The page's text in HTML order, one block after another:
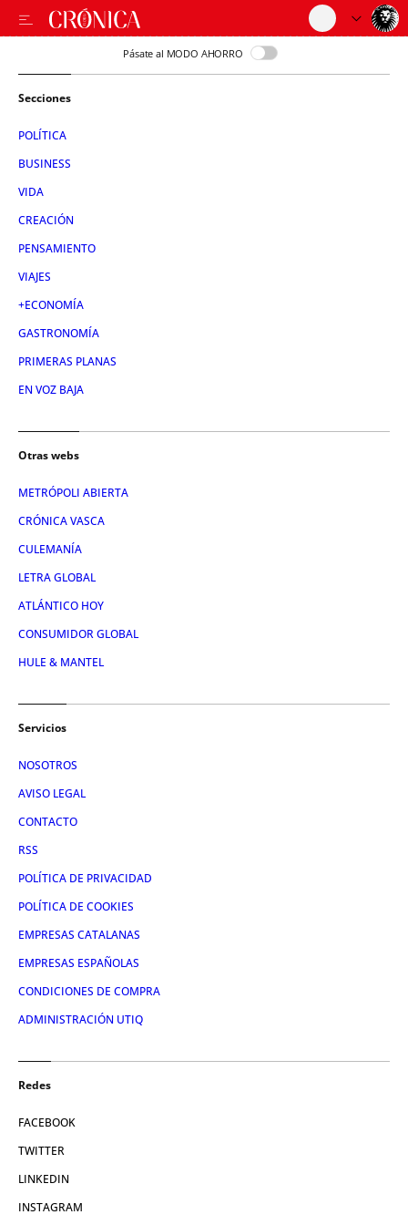
Pásate al MODO AHORRO
Secciones
POLÍTICA
BUSINESS
VIDA
CREACIÓN
PENSAMIENTO
VIAJES
+ECONOMÍA
GASTRONOMÍA
PRIMERAS PLANAS
EN VOZ BAJA
Otras webs
METRÓPOLI ABIERTA
CRÓNICA VASCA
CULEMANÍA
LETRA GLOBAL
ATLÁNTICO HOY
CONSUMIDOR GLOBAL
HULE & MANTEL
Servicios
NOSOTROS
AVISO LEGAL
CONTACTO
RSS
POLÍTICA DE PRIVACIDAD
POLÍTICA DE COOKIES
EMPRESAS CATALANAS
EMPRESAS ESPAÑOLAS
CONDICIONES DE COMPRA
ADMINISTRACIÓN UTIQ
Redes
FACEBOOK
TWITTER
LINKEDIN
INSTAGRAM